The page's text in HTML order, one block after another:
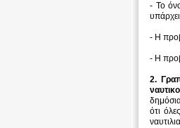
- Το
- Η
- Η
2.
ότι